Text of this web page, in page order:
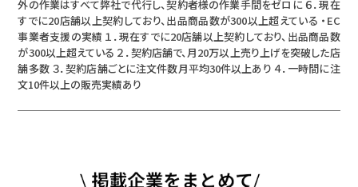
外の作業はすべて弊社で代行し、契約者様の作業手間をゼロに ６．現在
すでに20店舗以上契約しており、出品商品数が300以上超えている ・EC
事業者支援の実績 １．現在すでに20店舗以上契約しており、出品商品数
が300以上超えている ２．契約店舗で、月20万以上売り上げを突破した店
舗多数 ３．契約店舗ごとに注文件数月平均30件以上あり ４．一時間に注
文10件以上の販売実績あり